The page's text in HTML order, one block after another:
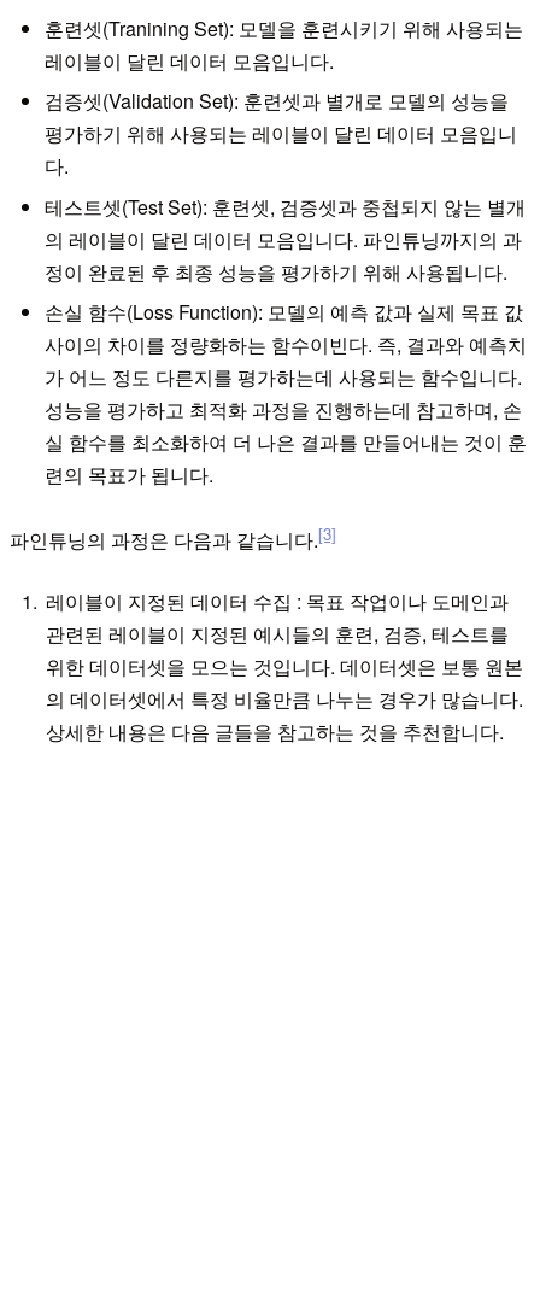
훈련셋(Tranining Set): 모델을 훈련시키기 위해 사용되는
레이블이 달린 데이터 모음입니다.
검증셋(Validation Set): 훈련셋과 별개로 모델의 성능을
평가하기 위해 사용되는 레이블이 달린 데이터 모음입니
다.
테스트셋(Test Set): 훈련셋, 검증셋과 중첩되지 않는 별개
의 레이블이 달린 데이터 모음입니다. 파인튜닝까지의 과
정이 완료된 후 최종 성능을 평가하기 위해 사용됩니다.
손실 함수(Loss Function): 모델의 예측 값과 실제 목표 값
사이의 차이를 정량화하는 함수이빈다. 즉, 결과와 예측치
가 어느 정도 다른지를 평가하는데 사용되는 함수입니다.
성능을 평가하고 최적화 과정을 진행하는데 참고하며, 손
실 함수를 최소화하여 더 나은 결과를 만들어내는 것이 훈
련의 목표가 됩니다.
파인튜닝의 과정은 다음과 같습니다.[3]
레이블이 지정된 데이터 수집 : 목표 작업이나 도메인과
관련된 레이블이 지정된 예시들의 훈련, 검증, 테스트를
위한 데이터셋을 모으는 것입니다. 데이터셋은 보통 원본
의 데이터셋에서 특정 비율만큼 나누는 경우가 많습니다.
상세한 내용은 다음 글들을 참고하는 것을 추천합니다.